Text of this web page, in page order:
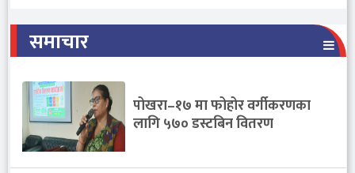
समाचार
पोखरा–१७ मा फोहोर वर्गीकरणका
लागि ५७० डस्टबिन वितरण